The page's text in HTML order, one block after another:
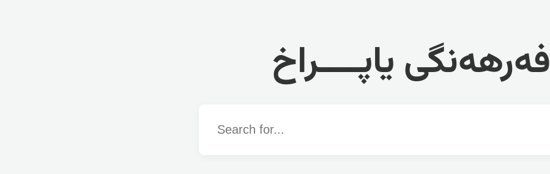
فەرهەنگی یاپــــراخ
Word